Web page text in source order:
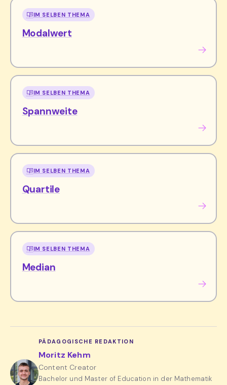
IM SELBEN THEMA
Modalwert
IM SELBEN THEMA
Spannweite
IM SELBEN THEMA
Quartile
IM SELBEN THEMA
Median
PÄDAGOGISCHE REDAKTION
Moritz Kehm
Content Creator
Bachelor und Master of Education in der Mathematik